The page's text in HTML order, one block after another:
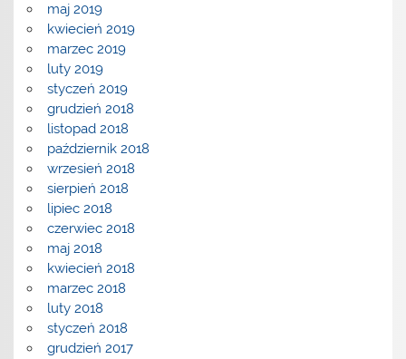
maj 2019
kwiecień 2019
marzec 2019
luty 2019
styczeń 2019
grudzień 2018
listopad 2018
październik 2018
wrzesień 2018
sierpień 2018
lipiec 2018
czerwiec 2018
maj 2018
kwiecień 2018
marzec 2018
luty 2018
styczeń 2018
grudzień 2017